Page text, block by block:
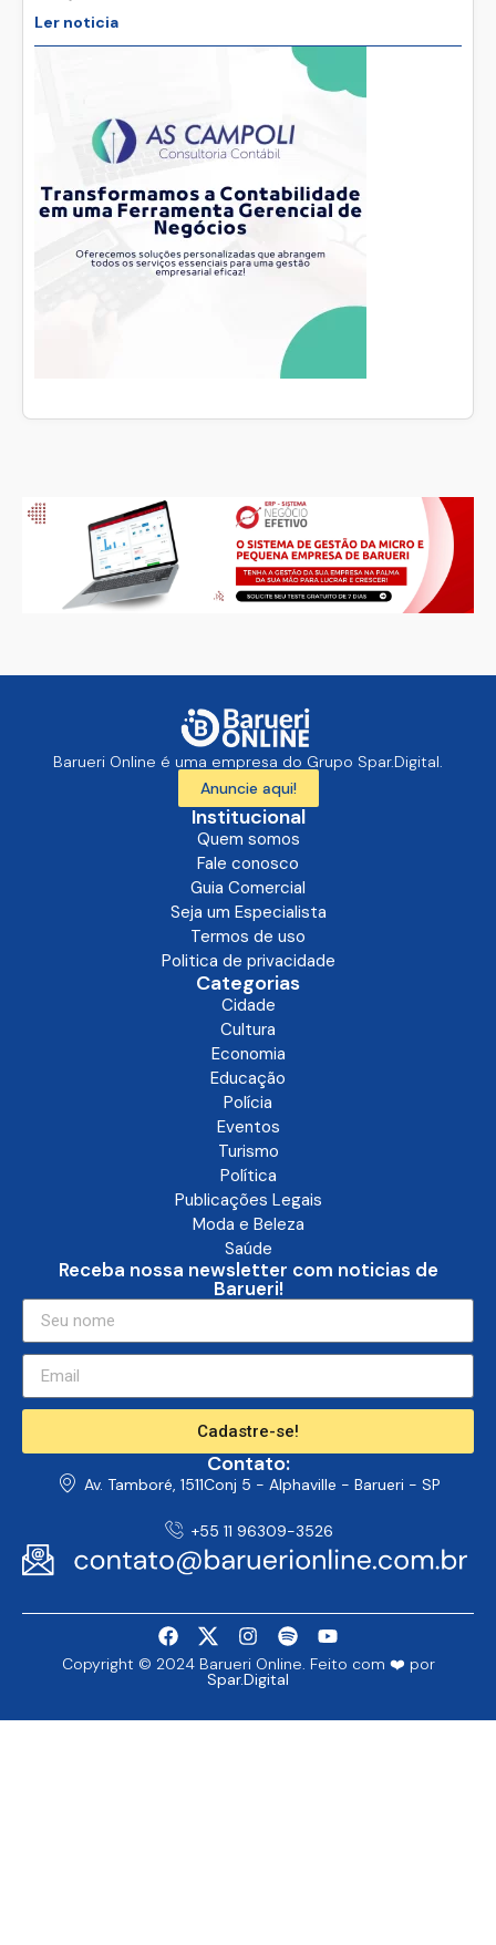
Ler noticia
Barueri Online é uma empresa do Grupo Spar.Digital.
Anuncie aqui!
Institucional
Quem somos
Fale conosco
Guia Comercial
Seja um Especialista
Termos de uso
Politica de privacidade
Categorias
Cidade
Cultura
Economia
Educação
Polícia
Eventos
Turismo
Política
Publicações Legais
Moda e Beleza
Saúde
Receba nossa newsletter com noticias de
Barueri!
Cadastre-se!
Contato:
Av. Tamboré, 1511Conj 5 - Alphaville - Barueri - SP
+55 11 96309-3526
Copyright © 2024 Barueri Online. Feito com ❤️ por
Spar.Digital